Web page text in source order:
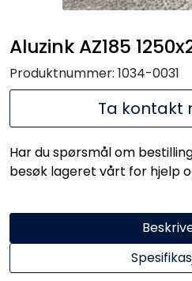
Aluzink AZ185
Produktnummer: 1034-0031
Ta kontakt
Har du spørsmål om
besøk lageret vårt for hjelp